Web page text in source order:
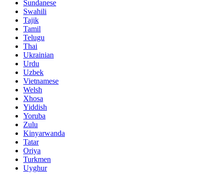
Sundanese
Swahili
Tajik
Tamil
Telugu
Thai
Ukrainian
Urdu
Uzbek
Vietnamese
Welsh
Xhosa
Yiddish
Yoruba
Zulu
Kinyarwanda
Tatar
Oriya
Turkmen
Uyghur